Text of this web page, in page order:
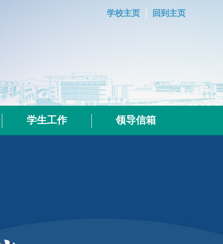
学校主页 回到主页
学生工作 领导信箱